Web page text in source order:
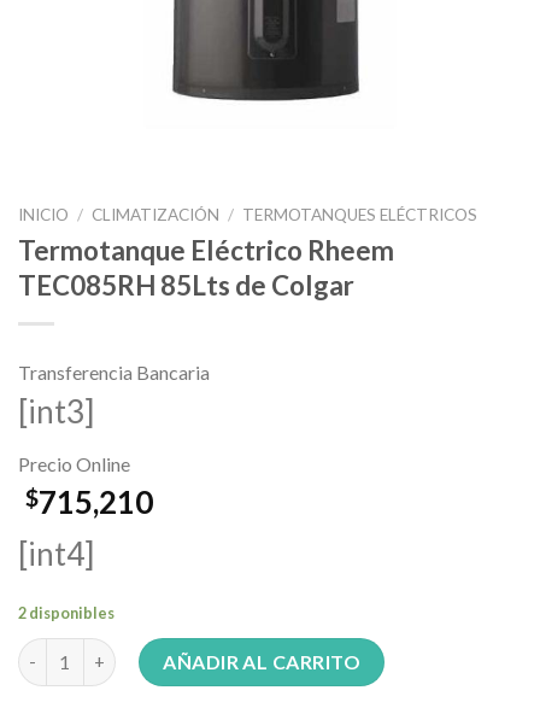
INICIO / CLIMATIZACIÓN / TERMOTANQUES ELÉCTRICOS
Termotanque Eléctrico Rheem
TEC085RH 85Lts de Colgar
Transferencia Bancaria
[int3]
Precio Online
$715,210
[int4]
2 disponibles
Termotanque Eléctrico Rheem TEC085RH 85Lts de Colgar
AÑADIR AL CARRITO